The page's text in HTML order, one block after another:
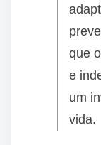
que
e
um
vida.